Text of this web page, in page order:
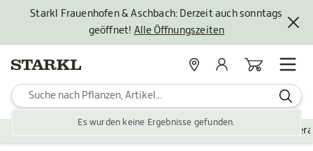
Starkl Frauenhofen & Aschbach: Derzeit auch sonntags
geöffnet! Alle Öffnungszeiten
Es wurden keine Ergebnisse gefunden.
StandorteMein KontoWarenkorb
Zubehör Gartengestaltung